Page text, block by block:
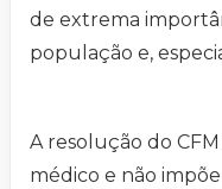
de extrema
população e,
A resolução do
médico e não